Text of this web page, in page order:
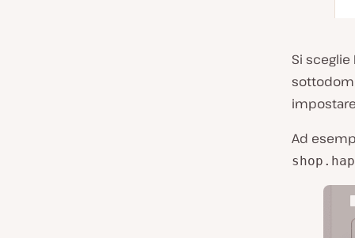
Si sceglie
Ad